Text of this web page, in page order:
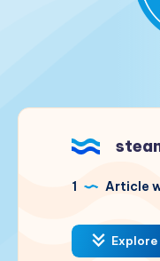
1 Article
Explore